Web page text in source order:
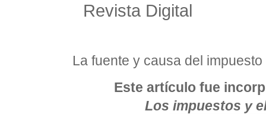
Revista Digital
La fuente y causa del impuesto
Este artículo fue
Los impuestos y